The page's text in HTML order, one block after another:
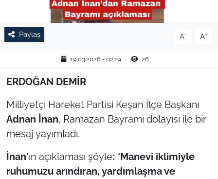
Paylaş A- A+
19.03.2026 - 02:19 26
ERDOĞAN DEMİR
Milliyetçi Hareket Partisi Keşan İlçe Başkanı
Adnan İnan, Ramazan Bayramı dolayısı ile bir
mesaj yayımladı.
İnan'ın açıklaması şöyle: “​Manevi iklimiyle
ruhumuzu arındıran, yardımlaşma ve
RESMİ İLAN
SPOR
YAŞAM
TEKİRDAĞ
KIRKLARELİ